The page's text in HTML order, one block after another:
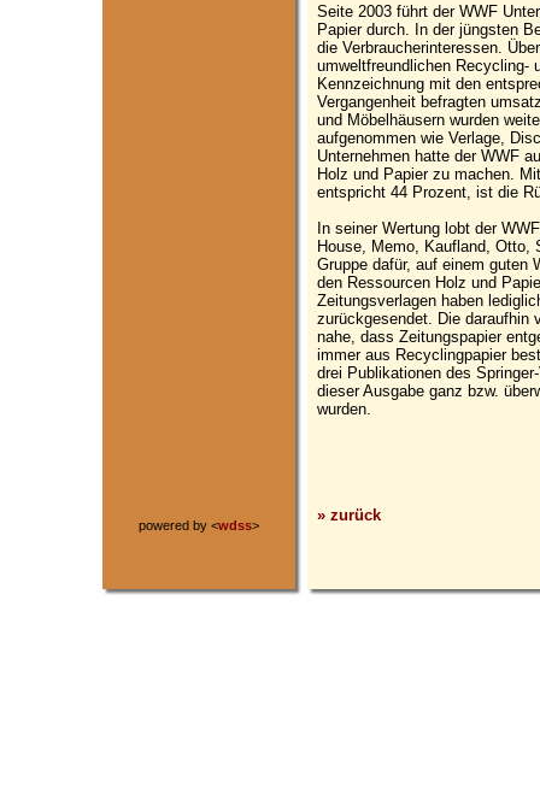
powered by <wdss>
Seite 2003 führt der WWF
Papier durch. In der jüngsten
die Verbraucherinteressen.
umweltfreundlichen Recycling-
Kennzeichnung mit den
Vergangenheit befragten
und Möbelhäusern wurden
aufgenommen wie Verlage,
Unternehmen hatte der WWF
Holz und Papier zu machen.
entspricht 44 Prozent, ist die
In seiner Wertung lobt der
House, Memo, Kaufland, Otto,
Gruppe dafür, auf einem guten
den Ressourcen Holz und
Zeitungsverlagen haben
zurückgesendet. Die daraufhin
nahe, dass Zeitungspapier
immer aus Recyclingpapier
drei Publikationen des
dieser Ausgabe ganz bzw.
wurden.
» zurück